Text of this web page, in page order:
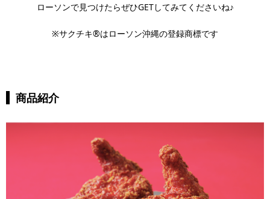
ローソンで見つけたらぜひGETしてみてくださいね♪
※サクチキ®はローソン沖縄の登録商標です
商品紹介